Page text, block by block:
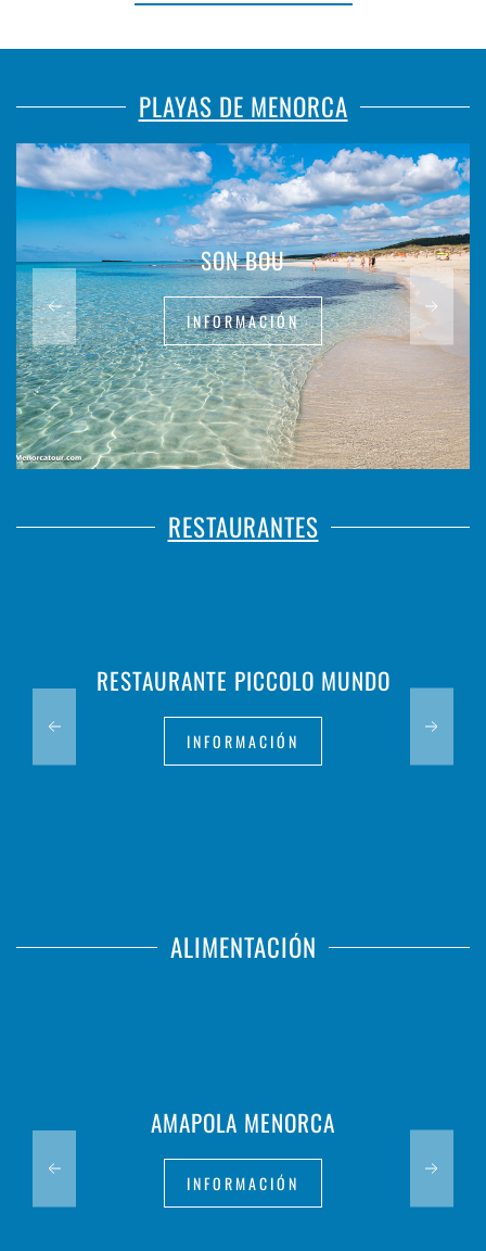
PLAYAS DE MENORCA
SON BOU
INFORMACIÓN
RESTAURANTES
RESTAURANTE PICCOLO MUNDO
INFORMACIÓN
ALIMENTACIÓN
AMAPOLA MENORCA
INFORMACIÓN